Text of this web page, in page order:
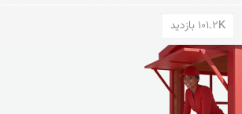
101.2K بازدید